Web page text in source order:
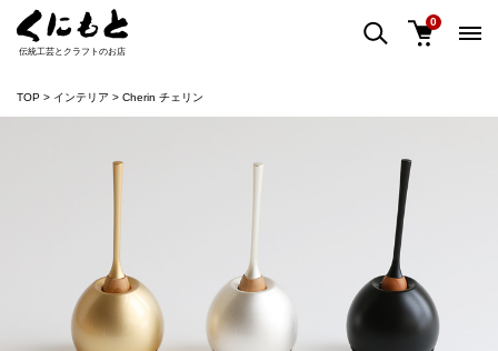
伝統工芸とクラフトのお店
0
TOP インテリア Cherin チェリン